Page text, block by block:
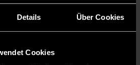
Details Über Cookies
Cookies